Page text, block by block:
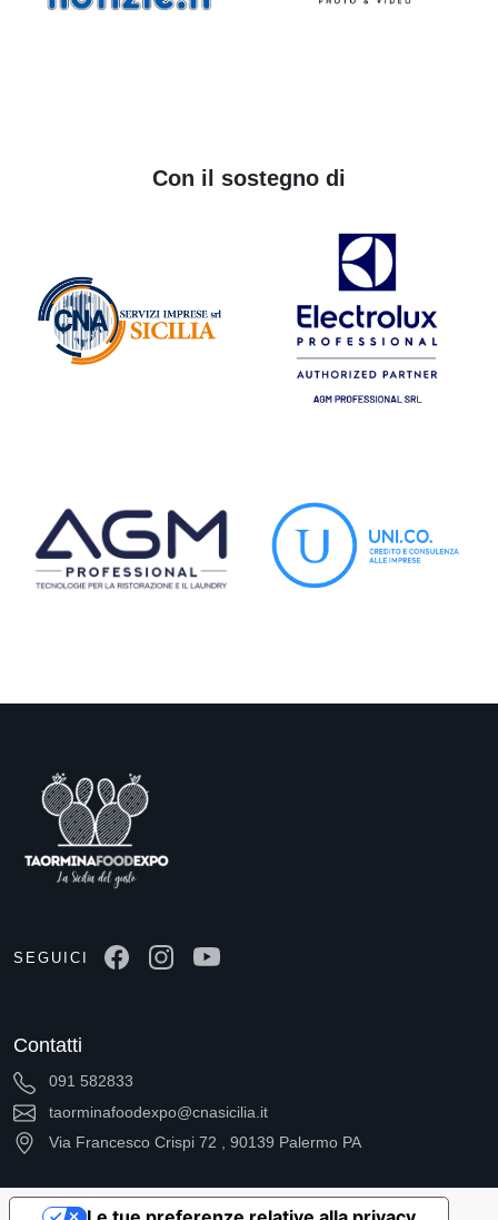
Con il sostegno di
SEGUICI
Contatti
091 582833
taorminafoodexpo@cnasicilia.it
Via Francesco Crispi 72 , 90139 Palermo PA